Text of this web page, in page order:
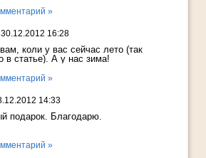
»
30.12.2012 16:28
коли у вас сейчас лето (так
в статье). А у нас зима!
»
14:33
подарок. Благодарю.
»